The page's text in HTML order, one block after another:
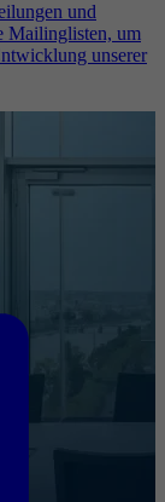
und
Mailinglisten, um
unserer